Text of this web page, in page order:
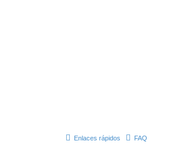
Enlaces rápidos FAQ